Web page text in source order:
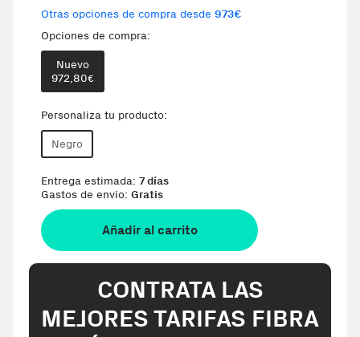
Otras opciones de compra desde 973€
Opciones de compra:
Nuevo
972,80€
Personaliza tu producto:
Negro
Entrega estimada: 7 días
Gastos de envio: Gratis
Añadir al carrito
CONTRATA LAS
MEJORES TARIFAS FIBRA